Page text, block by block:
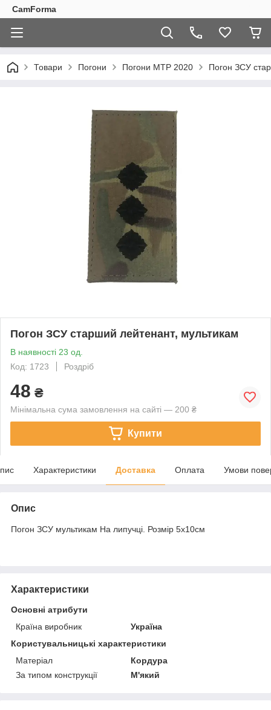
CamForma
Товари Погони Погони МТP 2020 Погон ЗСУ
Погон ЗСУ старший лейтенант, мультикам
В наявності 23 од.
Код: 1723
Роздріб
48 ₴
Мінімальна сума замовлення на сайті — 200 ₴
Купити
Характеристики Доставка Оплата Умови
Опис
Погон ЗСУ мультикам На липучці. Розмір 5х10см
Характеристики
Основні атрибути
Країна виробник
Україна
Користувальницькі характеристики
Матеріал
Кордура
За типом конструкції
М'який